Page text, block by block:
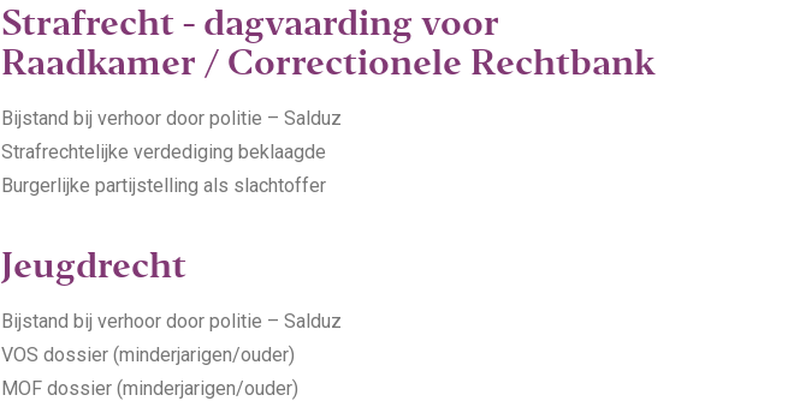
Strafrecht - dagvaarding voor
Raadkamer / Correctionele Rechtbank
Bijstand bij verhoor door politie – Salduz
Strafrechtelijke verdediging beklaagde
Burgerlijke partijstelling als slachtoffer
Jeugdrecht
Bijstand bij verhoor door politie – Salduz
VOS dossier (minderjarigen/ouder)
MOF dossier (minderjarigen/ouder)